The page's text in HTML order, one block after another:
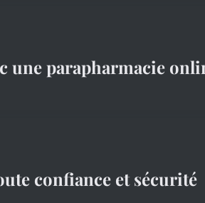
une parapharmacie
confiance et sécurité